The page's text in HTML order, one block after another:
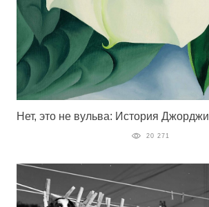
Нет, это не вульва: История
20 271